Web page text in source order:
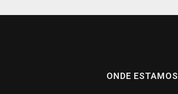
ONDE ESTAMOS